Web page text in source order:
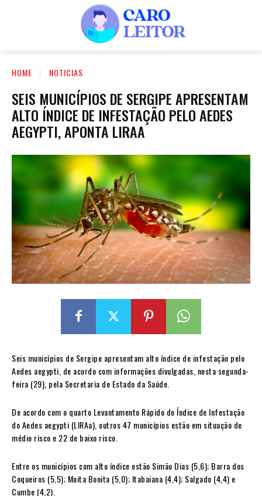
HOME NOTICIAS
SEIS MUNICÍPIOS DE SERGIPE APRESENTAM
ALTO ÍNDICE DE INFESTAÇÃO PELO AEDES
AEGYPTI, APONTA LIRAA
Seis municípios de Sergipe apresentam alto índice de infestação pelo
Aedes aegypti, de acordo com informações divulgadas, nesta segunda-
feira (29), pela Secretaria de Estado da Saúde.
De acordo com o quarto Levantamento Rápido de Índice de Infestação
do Aedes aegypti (LIRAa), outros 47 municípios estão em situação de
médio risco e 22 de baixo risco.
Entre os municípios com alto índice estão Simão Dias (5,6); Barra dos
Coqueiros (5,5); Moita Bonita (5,0); Itabaiana (4,4); Salgado (4,4) e
Cumbe (4,2).